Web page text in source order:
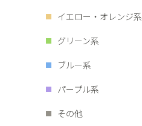
イエロー・オレンジ系
グリーン系
ブルー系
パープル系
その他